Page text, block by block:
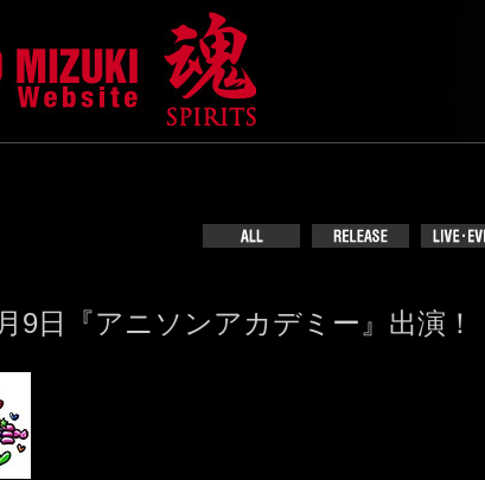
9日『アニソンアカデミー』出演！